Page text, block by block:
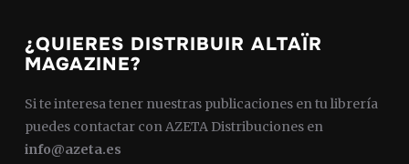
¿QUIERES DISTRIBUIR ALTAÏR
MAGAZINE?
Si te interesa tener nuestras publicaciones en tu librería
puedes contactar con AZETA Distribuciones en
info@azeta.es